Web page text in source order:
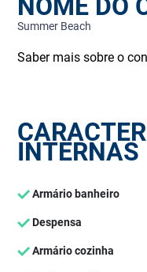
NOME DO
Summer Beach
Saber mais sobre o
INTERNAS
Armário banheiro
Despensa
Armário cozinha